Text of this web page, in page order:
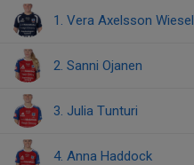
1. Vera Axelsson Wiesel
2. Sanni Ojanen
3. Julia Tunturi
4. Anna Haddock